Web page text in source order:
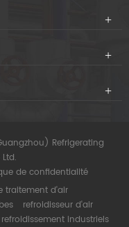
Refrigerating
de confidentialité
traitement d'air
refroidisseur d'air
industriels